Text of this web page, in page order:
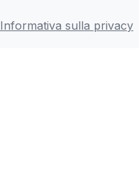
Informativa sulla privacy